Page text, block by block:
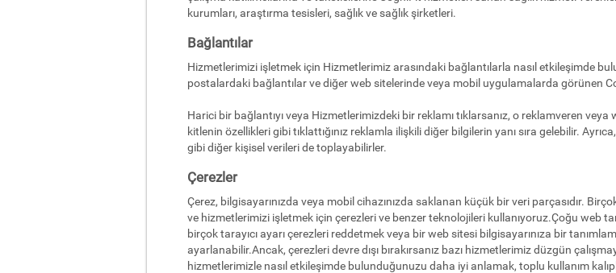
kurumları, araştırma tesisleri, sağlık ve sağlık şirketleri.
Bağlantılar
Hizmetlerimizi işletmek için Hizmetlerimiz arasındaki bağlantılarla nasıl etkileşimde
postalardaki bağlantılar ve diğer web sitelerinde veya mobil uygulamalarda görünen
Harici bir bağlantıyı veya Hizmetlerimizdeki bir reklamı tıklarsanız, o reklamveren
kitlenin özellikleri gibi tıklattığınız reklamla ilişkili diğer bilgilerin yanı sıra gelebilir.
gibi diğer kişisel verileri de toplayabilirler.
Çerezler
Çerez, bilgisayarınızda veya mobil cihazınızda saklanan küçük bir veri parçasıdır.
ve hizmetlerimizi işletmek için çerezleri ve benzer teknolojileri kullanıyoruz.Çoğu web
birçok tarayıcı ayarı çerezleri reddetmek veya bir web sitesi bilgisayarınıza bir
ayarlanabilir.Ancak, çerezleri devre dışı bırakırsanız bazı hizmetlerimiz düzgün
hizmetlerimizle nasıl etkileşimde bulunduğunuzu daha iyi anlamak, toplu kullanım